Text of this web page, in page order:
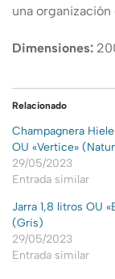
una
Dimensiones:
Relacionado
Champagnera
OU «Vertice»
29/05/2023
Entrada similar
Jarra 1,8 litros OU
(Gris)
29/05/2023
Entrada similar